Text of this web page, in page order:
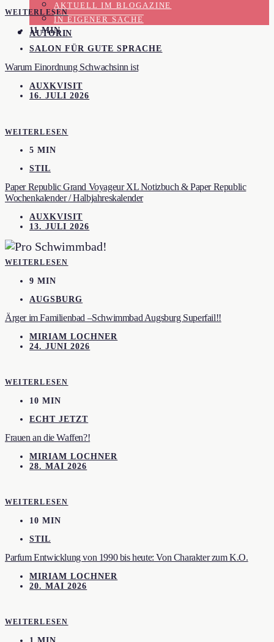
AKTUELL IM BLOGAZINE
IN EIGENER SACHE
AUTORIN
WEITERLESEN
11 MIN
SALON FÜR GUTE SPRACHE
Warum Einordnung Schwachsinn ist
AUXKVISIT
16. JULI 2026
WEITERLESEN
5 MIN
STIL
Paper Republic Grand Voyageur XL Notizbuch & Paper Republic
Wochenkalender / Halbjahreskalender
AUXKVISIT
13. JULI 2026
WEITERLESEN
9 MIN
AUGSBURG
Ärger im Familienbad –Schwimmbad Augsburg Superfail!!
MIRIAM LOCHNER
24. JUNI 2026
WEITERLESEN
10 MIN
ECHT JETZT
Frauen an die Waffen?!
MIRIAM LOCHNER
28. MAI 2026
WEITERLESEN
10 MIN
STIL
Parfum Entwicklung von 1990 bis heute: Von Charakter zum K.O.
MIRIAM LOCHNER
20. MAI 2026
WEITERLESEN